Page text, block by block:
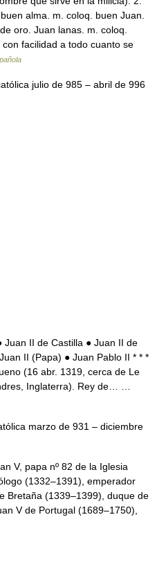
alma. m. coloq. buen Juan.
oro. Juan lanas. m. coloq.
facilidad a todo cuanto se
julio de 985 – abril de 996
II de Castilla ● Juan II de
II (Papa) ● Juan Pablo II * * *
(16 abr. 1319, cerca de Le
Inglaterra). Rey de… …
marzo de 931 – diciembre
V, papa nº 82 de la Iglesia
(1332–1391), emperador
Bretaña (1339–1399), duque de
V de Portugal (1689–1750),